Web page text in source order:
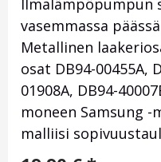
Ilmalämpöpumpun
vasemmassa
Metallinen
osat DB94-00455A,
01908A, DB94-
moneen Samsung
malliisi